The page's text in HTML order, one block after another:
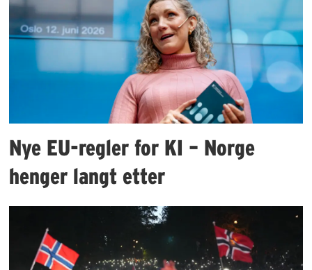
Nye EU-regler for KI – Norge
henger langt etter